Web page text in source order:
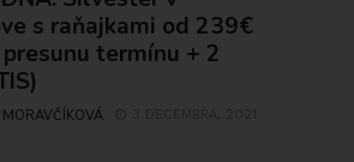
s raňajkami od 239€
termínu + 2